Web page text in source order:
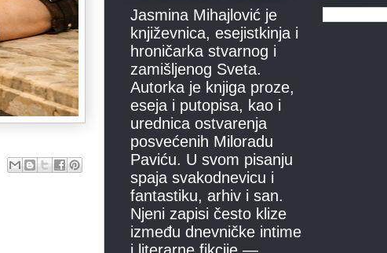
Jasmina Mihajlović je
književnica, esejistkinja i
hroničarka stvarnog i
zamišljenog Sveta.
Autorka je knjiga proze,
eseja i putopisa, kao i
urednica ostvarenja
posvećenih Miloradu
Paviću. U svom pisanju
spaja svakodnevicu i
fantastiku, arhiv i san.
Njeni zapisi često klize
između dnevničke intime